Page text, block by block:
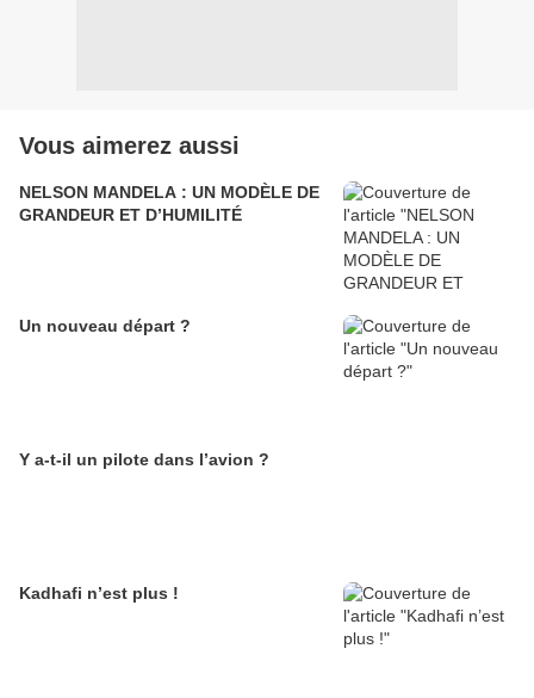
Vous aimerez aussi
NELSON MANDELA : UN MODÈLE DE
GRANDEUR ET D’HUMILITÉ
Un nouveau départ ?
Y a-t-il un pilote dans l’avion ?
Kadhafi n’est plus !